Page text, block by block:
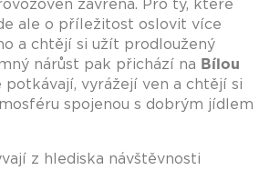
zavřená. Pro ty, které
ale o příležitost oslovit více
a chtějí si užít prodloužený
nárůst pak přichází na Bílou
potkávají, vyrážejí ven a chtějí si
spojenou s dobrým jídlem
z hlediska návštěvnosti